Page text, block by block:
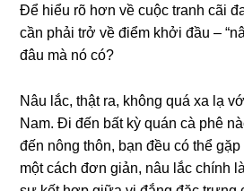
Để hiểu rõ hơn về cuộc tranh cãi
cần phải trở về điểm khởi đầu –
đâu mà nó có?
Nâu lắc, thật ra, không quá xa lạ
Nam. Đi đến bất kỳ quán cà phê
đến nông thôn, bạn đều có thể
một cách đơn giản, nâu lắc chính